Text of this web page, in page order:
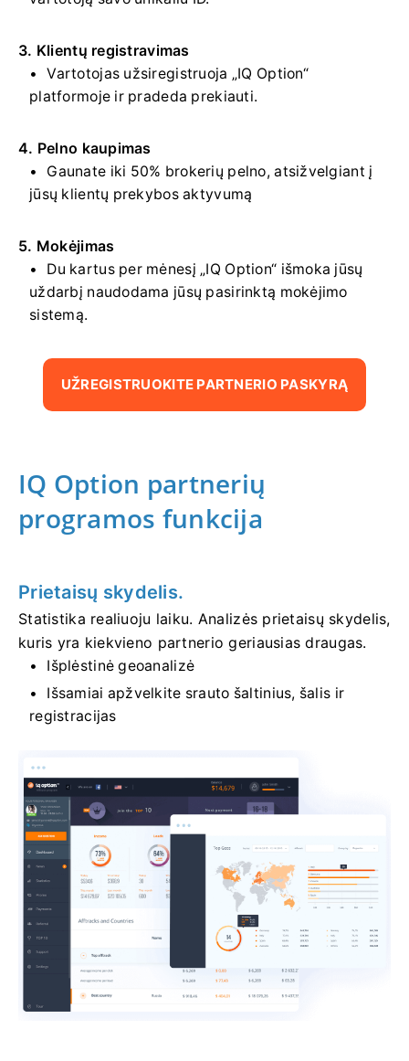
3. Klientų registravimas
Vartotojas užsiregistruoja „IQ Option“
platformoje ir pradeda prekiauti.
4. Pelno kaupimas
Gaunate iki 50% brokerių pelno, atsižvelgiant į
jūsų klientų prekybos aktyvumą
5. Mokėjimas
Du kartus per mėnesį „IQ Option“ išmoka jūsų
uždarbį naudodama jūsų pasirinktą mokėjimo
sistemą.
UŽREGISTRUOKITE PARTNERIO PASKYRĄ
IQ Option partnerių
programos funkcija
Prietaisų skydelis.
Statistika realiuoju laiku. Analizės prietaisų skydelis,
kuris yra kiekvieno partnerio geriausias draugas.
Išplėstinė geoanalizė
Išsamiai apžvelkite srauto šaltinius, šalis ir
registracijas